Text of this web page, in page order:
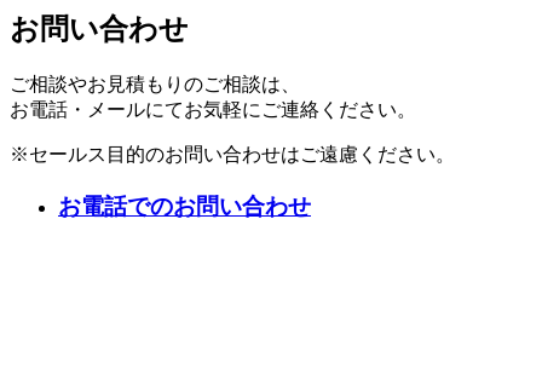
お問い合わせ
ご相談やお見積もりのご相談は、
お電話・メールにてお気軽にご連絡ください。
※セールス目的のお問い合わせはご遠慮ください。
お電話でのお問い合わせ